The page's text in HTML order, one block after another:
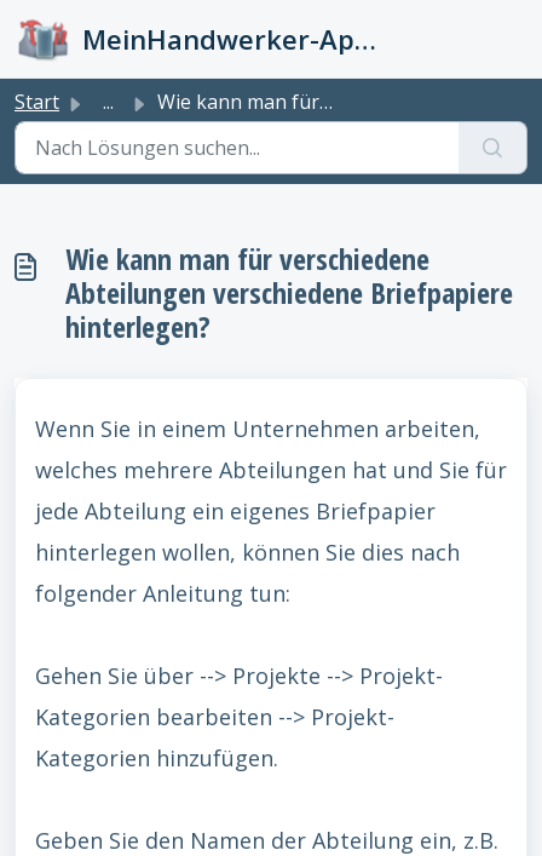
MeinHandwerker-App Info-Kiste
Start ... Wie kann man für verschiedene Abteilungen verschiedene Br...
Wie kann man für verschiedene
Abteilungen verschiedene Briefpapiere
hinterlegen?
Wenn Sie in einem Unternehmen arbeiten,
welches mehrere Abteilungen hat und Sie für
jede Abteilung ein eigenes Briefpapier
hinterlegen wollen, können Sie dies nach
folgender Anleitung tun:
Gehen Sie über --> Projekte --> Projekt-
Kategorien bearbeiten --> Projekt-
Kategorien hinzufügen.
Geben Sie den Namen der Abteilung ein, z.B.